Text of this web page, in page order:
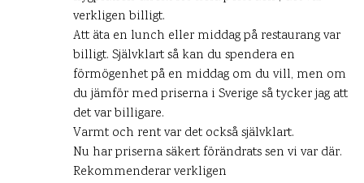
verkligen billigt.
Att äta en lunch eller middag på restaurang var
billigt. Självklart så kan du spendera en
förmögenhet på en middag om du vill, men om
du jämför med priserna i Sverige så tycker jag att
det var billigare.
Varmt och rent var det också självklart.
Nu har priserna säkert förändrats sen vi var där.
Rekommenderar verkligen